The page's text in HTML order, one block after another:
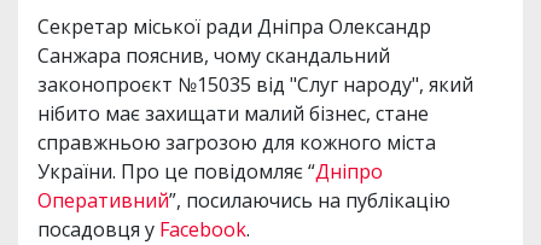
Секретар міської ради Дніпра Олександр
Санжара пояснив, чому скандальний
законопроєкт №15035 від "Слуг народу", який
нібито має захищати малий бізнес, стане
справжньою загрозою для кожного міста
України. Про це повідомляє “Дніпро
Оперативний”, посилаючись на публікацію
посадовця у Facebook.